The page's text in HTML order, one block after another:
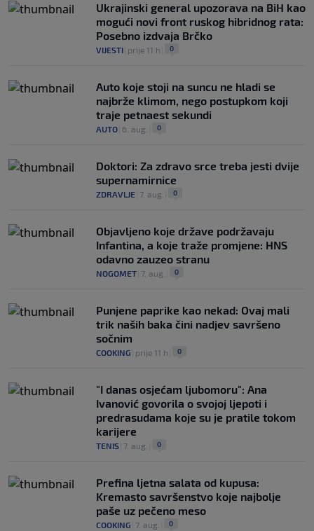
Ukrajinski general upozorava na BiH kao
mogući novi front ruskog hibridnog rata:
Posebno izdvaja Brčko
VIJESTI prije 11 h 0
Auto koje stoji na suncu ne hladi se
najbrže klimom, nego postupkom koji
traje petnaest sekundi
AUTO 6. aug. 0
Doktori: Za zdravo srce treba jesti dvije
supernamirnice
ZDRAVLJE 7. aug. 0
Objavljeno koje države podržavaju
Infantina, a koje traže promjene: HNS
odavno zauzeo stranu
NOGOMET 7. aug. 0
Punjene paprike kao nekad: Ovaj mali
trik naših baka čini nadjev savršeno
sočnim
COOKING prije 11 h 0
"I danas osjećam ljubomoru": Ana
Ivanović govorila o svojoj ljepoti i
predrasudama koje su je pratile tokom
karijere
TENIS 7. aug. 0
Prefina ljetna salata od kupusa:
Kremasto savršenstvo koje najbolje
paše uz pečeno meso
COOKING 7. aug. 0